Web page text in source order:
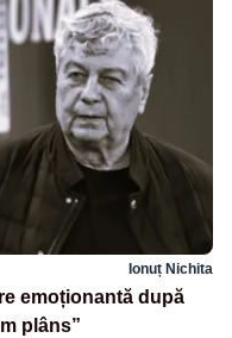
Ionuț Nichita
emoționantă după
plâns”